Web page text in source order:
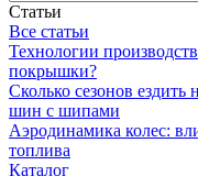
Статьи
Все статьи
Технологии
покрышки?
Сколько сезонов
шин с шипами
Аэродинамика колес:
топлива
Каталог